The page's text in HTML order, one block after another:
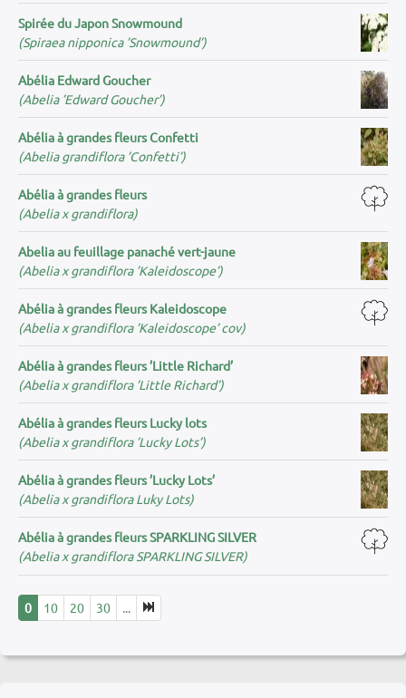
Spirée du Japon Snowmound
(Spiraea nipponica ’Snowmound’)
Abélia Edward Goucher
(Abelia ’Edward Goucher’)
Abélia à grandes fleurs Confetti
(Abelia grandiflora ’Confetti’)
Abélia à grandes fleurs
(Abelia x grandiflora)
Abelia au feuillage panaché vert-jaune
(Abelia x grandiflora ’Kaleidoscope’)
Abélia à grandes fleurs Kaleidoscope
(Abelia x grandiflora ’Kaleidoscope’ cov)
Abélia à grandes fleurs ’Little Richard’
(Abelia x grandiflora ’Little Richard’)
Abélia à grandes fleurs Lucky lots
(Abelia x grandiflora ’Lucky Lots’)
Abélia à grandes fleurs ’Lucky Lots’
(Abelia x grandiflora Luky Lots)
Abélia à grandes fleurs SPARKLING SILVER
(Abelia x grandiflora SPARKLING SILVER)
0 10 20 30 ...